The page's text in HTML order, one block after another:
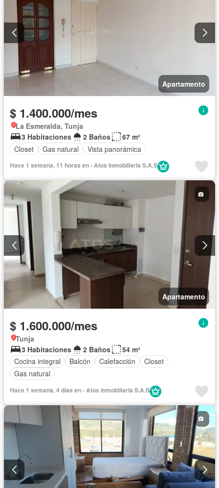
Apartamento
$ 1.400.000/mes
La Esmeralda, Tunja
3 Habitaciones
2 Baños
67 m²
Closet
Gas natural Vista panorámica
Hace 1 semana, 11 horas en - Atos Inmobiliaria S.A.S
Apartamento
$ 1.600.000/mes
Tunja
3 Habitaciones
2 Baños
54 m²
Cocina integral
Balcón Calefacción
Closet
Gas natural
Hace 1 semana, 4 días en - Atos Inmobiliaria S.A.S